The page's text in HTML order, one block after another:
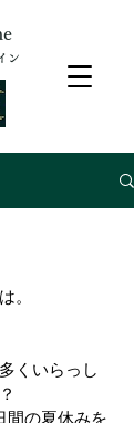
ン
。
くいらっし
間の夏休みを